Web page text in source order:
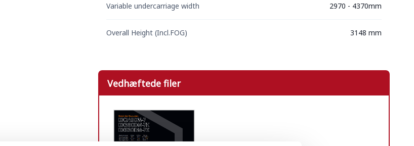
Variable undercarriage width 2970 - 4370mm
Overall Height (Incl.FOG) 3148 mm
Vedhæftede filer